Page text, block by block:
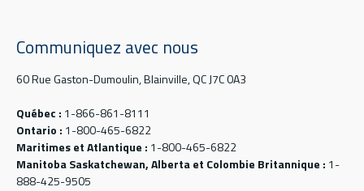
Communiquez avec nous
60 Rue Gaston-Dumoulin, Blainville, QC J7C 0A3
Québec : 1-866-861-8111
Ontario : 1-800-465-6822
Maritimes et Atlantique : 1-800-465-6822
Manitoba Saskatchewan, Alberta et Colombie Britannique : 1-
888-425-9505